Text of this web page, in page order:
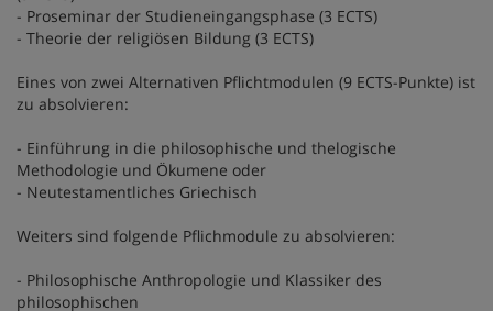
- Proseminar der Studieneingangsphase (3 ECTS)
- Theorie der religiösen Bildung (3 ECTS)
Eines von zwei Alternativen Pflichtmodulen (9 ECTS-Punkte) ist
zu absolvieren:
- Einführung in die philosophische und thelogische
Methodologie und Ökumene oder
- Neutestamentliches Griechisch
Weiters sind folgende Pflichmodule zu absolvieren:
- Philosophische Anthropologie und Klassiker des
philosophischen